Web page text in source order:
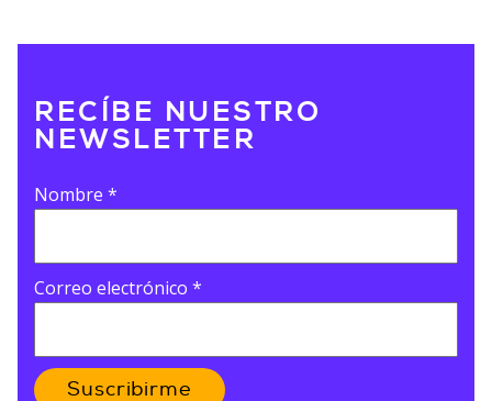
RECÍBE NUESTRO
NEWSLETTER
Nombre *
Correo electrónico *
Suscribirme